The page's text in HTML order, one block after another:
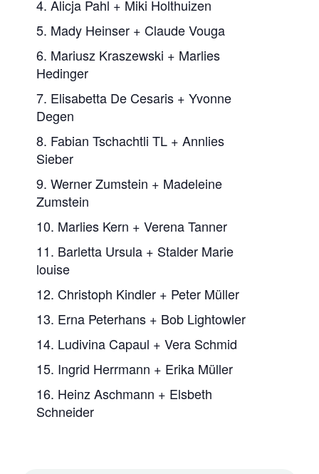
4. Alicja Pahl + Miki Holthuizen
5. Mady Heinser + Claude Vouga
6. Mariusz Kraszewski + Marlies
Hedinger
7. Elisabetta De Cesaris + Yvonne
Degen
8. Fabian Tschachtli TL + Annlies
Sieber
9. Werner Zumstein + Madeleine
Zumstein
10. Marlies Kern + Verena Tanner
11. Barletta Ursula + Stalder Marie
louise
12. Christoph Kindler + Peter Müller
13. Erna Peterhans + Bob Lightowler
14. Ludivina Capaul + Vera Schmid
15. Ingrid Herrmann + Erika Müller
16. Heinz Aschmann + Elsbeth
Schneider